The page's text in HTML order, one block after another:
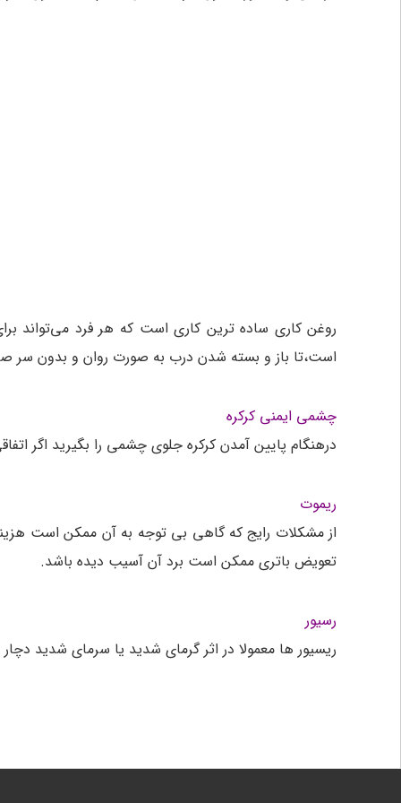
روغن کاری ساده ترین کاری است که هر فرد می‌تواند
است،تا باز و بسته شدن درب به صورت روان و بدون سر صدا
چشمی ایمنی کرکره
درهنگام پایین آمدن کرکره جلوی چشمی را بگیرید
ریموت
از مشکلات رایج که گاهی بی توجه به آن ممکن است
تعویض باتری ممکن است برد آن آسیب دیده باشد.
رسیور
ریسیور ها معمولا در اثر گرمای شدید یا سرمای شدید